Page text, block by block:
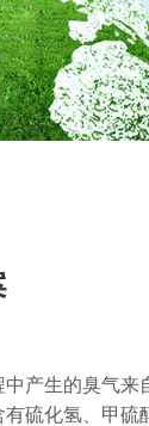
产生的臭气
硫化氢、甲硫